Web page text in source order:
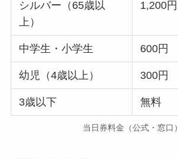
シルバー（65歳以
上）
1,200円
中学生・小学生 600円
幼児（4歳以上） 300円
3歳以下 無料
当日券料金（公式・窓口）